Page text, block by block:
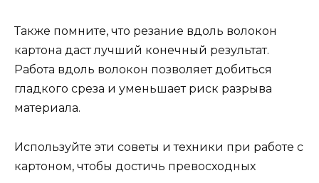
Также помните, что резание вдоль волокон
картона даст лучший конечный результат.
Работа вдоль волокон позволяет добиться
гладкого среза и уменьшает риск разрыва
материала.
Используйте эти советы и техники при работе с
картоном, чтобы достичь превосходных